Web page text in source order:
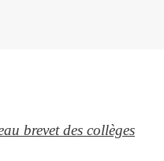
brevet des collèges